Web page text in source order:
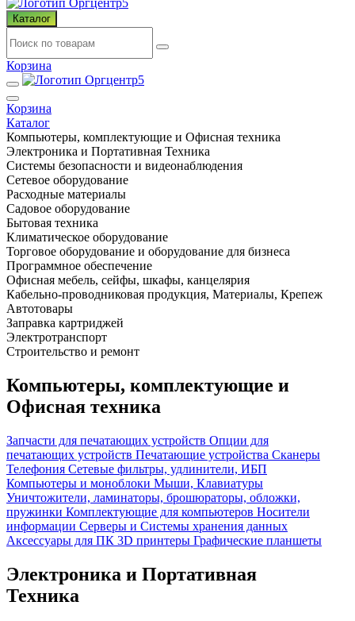
Каталог
Корзина
Корзина
Каталог
Компьютеры, комплектующие и Офисная техника
Электроника и Портативная Техника
Системы безопасности и видеонаблюдения
Сетевое оборудование
Расходные материалы
Садовое оборудование
Бытовая техника
Климатическое оборудование
Торговое оборудование и оборудование для бизнеса
Программное обеспечение
Офисная мебель, сейфы, шкафы, канцелярия
Кабельно-проводниковая продукция, Материалы, Крепеж
Автотовары
Заправка картриджей
Электротранспорт
Строительство и ремонт
Компьютеры, комплектующие и
Офисная техника
Запчасти для печатающих устройств Опции для
печатающих устройств Печатающие устройства Сканеры
Телефония Сетевые фильтры, удлинители, ИБП
Компьютеры и моноблоки Мыши, Клавиатуры
Уничтожители, ламинаторы, брошюраторы, обложки,
пружинки Комплектующие для компьютеров Носители
информации Серверы и Системы хранения данных
Аксессуары для ПК 3D принтеры Графические планшеты
Электроника и Портативная
Техника